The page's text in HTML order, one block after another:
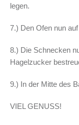
legen.
7.) Den Ofen nun
8.) Die Schnecken
Hagelzucker
9.) In der Mitte des
VIEL GENUSS!